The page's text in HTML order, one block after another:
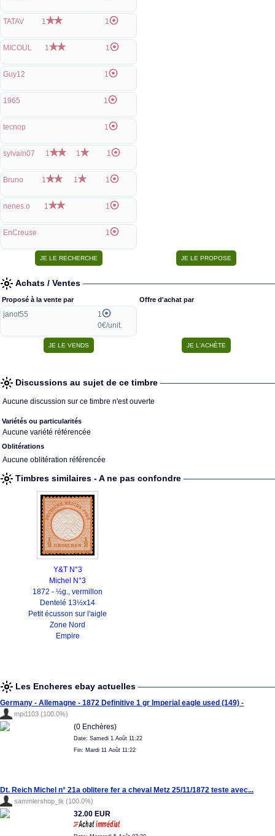
TATAV 1 1
MICOUL 1 1
Guy12 1
1965 1
tecnop 1
sylvain07 1 1 1
Bruno 1 1 1
nenes.o 1 1
EnCreuse 1
Achats / Ventes
Proposé à la vente par
janot55
1
0€/unit.
Offre d'achat par
Discussions au sujet de ce timbre
Aucune discussion sur ce timbre n'est ouverte
Variétés ou particularités
Aucune variété référencée
Oblitérations
Aucune oblitération référencée
Timbres similaires - A ne pas confondre
Y&T N°3
Michel N°3
1872 - ½g., vermillon
Dentelé 13½x14
Petit écusson sur l'aigle
Zone Nord
Empire
Les Encheres ebay actuelles
Germany - Allemagne - 1872 Definitive 1 gr Imperial eagle used (149) -
mpi1103 (100.0%)
(0 Enchères)
Date: Samedi 1 Août 11:22
Fin: Mardi 11 Août 11:22
Dt. Reich Michel n° 21a oblitere fer a cheval Metz 25/11/1872 teste avec...
sammlershop_tk (100.0%)
32.00 EUR